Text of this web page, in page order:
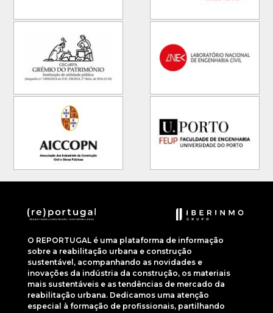
O REPORTUGAL é uma plataforma de informação
sobre a reabilitação urbana e construção
sustentável, acompanhando as novidades e
inovações da indústria da construção, os materiais
mais sustentáveis e as tendências de mercado da
reabilitação urbana. Dedicamos uma atenção
especial à formação de profissionais, partilhando